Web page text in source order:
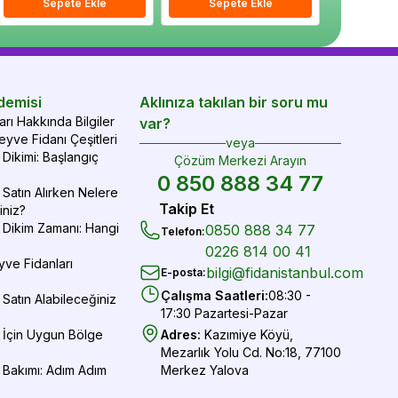
Sepete Ekle Sepete Ekle
Sepete Ekle Sepete Ekle
Hakkında Bilgiler
Fidanı Çeşitleri
Başlangıç
Alırken Nelere
Zamanı: Hangi
Fidanları
Alabileceğiniz
İçin Uygun Bölge
Adım Adım
Aklınıza takılan bir soru mu
var?
veya
Çözüm Merkezi Arayın
0 850 888 34 77
Takip Et
Telefon:0850 888 34 77
0226 814 00 41
E-posta:bilgi@fidanistanbul.com
Çalışma Saatleri:08:30 -
17:30 Pazartesi-Pazar
Adres: Kazımiye Köyü,
Mezarlık Yolu Cd. No:18, 77100
Merkez Yalova